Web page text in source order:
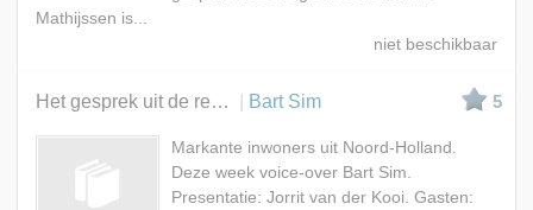
Mathijssen is...
Het gesprek uit de regio Bart Sim 5
Markante inwoners uit Noord-Holland.
Deze week voice-over Bart Sim.
Presentatie: Jorrit van der Kooi. Gasten: